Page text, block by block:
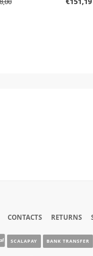
CONTACTS RETURNS
SCALAPAY BANK TRANSFER